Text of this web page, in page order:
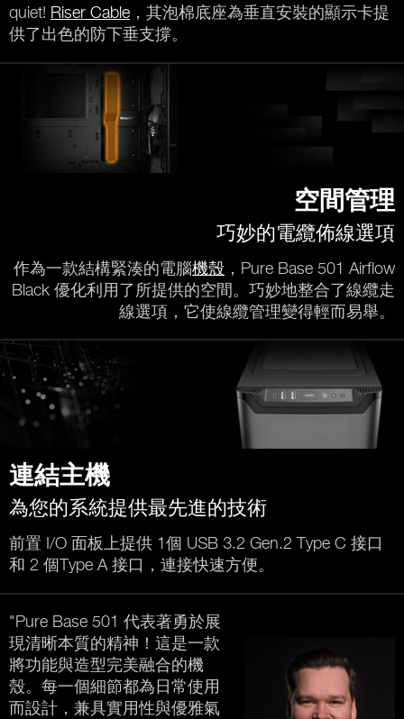
quiet! Riser Cable ，其泡棉底座為垂直安裝的顯示卡提
供了出色的防下垂支撐。
空間管理
巧妙的電纜佈線選項
作為一款結構緊湊的電腦機殼 ，Pure Base 501 Airflow
Black 優化利用了所提供的空間。巧妙地整合了線纜走
線選項，它使線纜管理變得輕而易舉。
連結主機
為您的系統提供最先進的技術
前置 I/O 面板上提供 1個 USB 3.2 Gen.2 Type C 接口
和 2 個Type A 接口，連接快速方便。
"Pure Base 501 代表著勇於展
現清晰本質的精神！這是一款
將功能與造型完美融合的機
殼。每一個細節都為日常使用
而設計，兼具實用性與優雅氣